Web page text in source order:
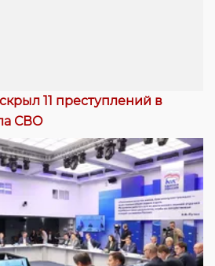
11 преступлений в
СВО